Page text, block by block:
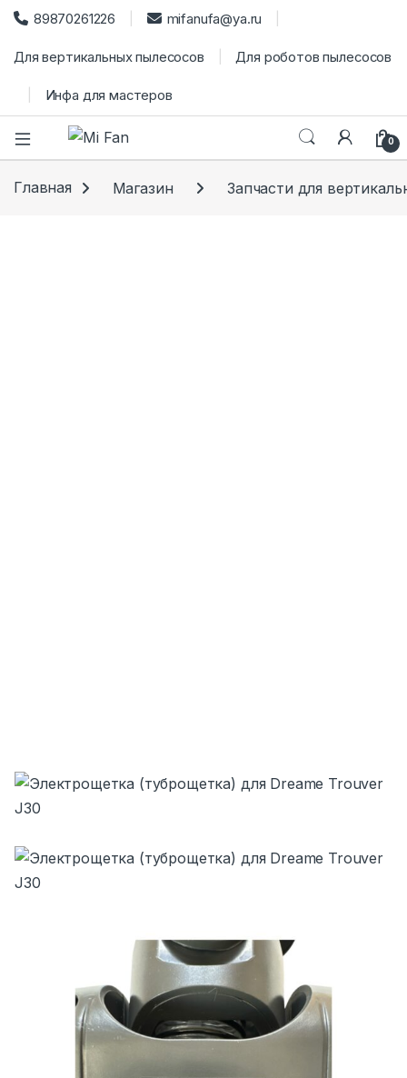
89870261226 mifanufa@ya.ru
Для вертикальных пылесосов Для роботов пылесосов
Инфа для мастеров
0
Главная Магазин Запчасти для